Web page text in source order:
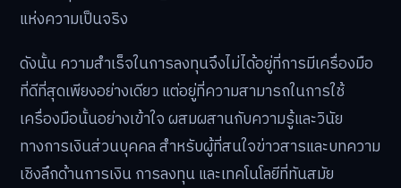
แห่งความเป็นจริง
ดังนั้น ความสำเร็จในการลงทุนจึงไม่ได้อยู่ที่การมีเครื่องมือ
ที่ดีที่สุดเพียงอย่างเดียว แต่อยู่ที่ความสามารถในการใช้
เครื่องมือนั้นอย่างเข้าใจ ผสมผสานกับความรู้และวินัย
ทางการเงินส่วนบุคคล สำหรับผู้ที่สนใจข่าวสารและบทความ
เชิงลึกด้านการเงิน การลงทุน และเทคโนโลยีที่ทันสมัย